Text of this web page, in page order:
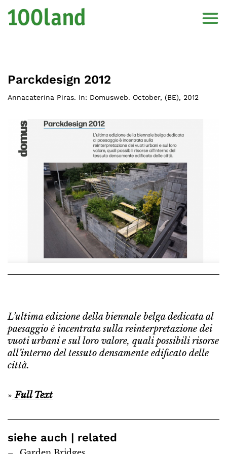
Parckdesign 2012
Annacaterina Piras. In: Domusweb. October, (BE), 2012
L’ultima edizione della biennale belga dedicata al
paesaggio è incentrata sulla reinterpretazione dei
vuoti urbani e sul loro valore, quali possibili risorse
all’interno del tessuto densamente edificato delle
città.
» Full Text
siehe auch | related